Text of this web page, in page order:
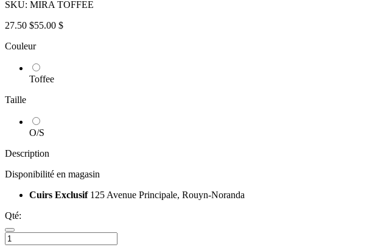
SKU: MIRA TOFFEE
27.50 $55.00 $
Couleur
Toffee
Taille
O/S
Description
Disponibilité en magasin
Cuirs Exclusif 125 Avenue Principale, Rouyn-Noranda
Qté: